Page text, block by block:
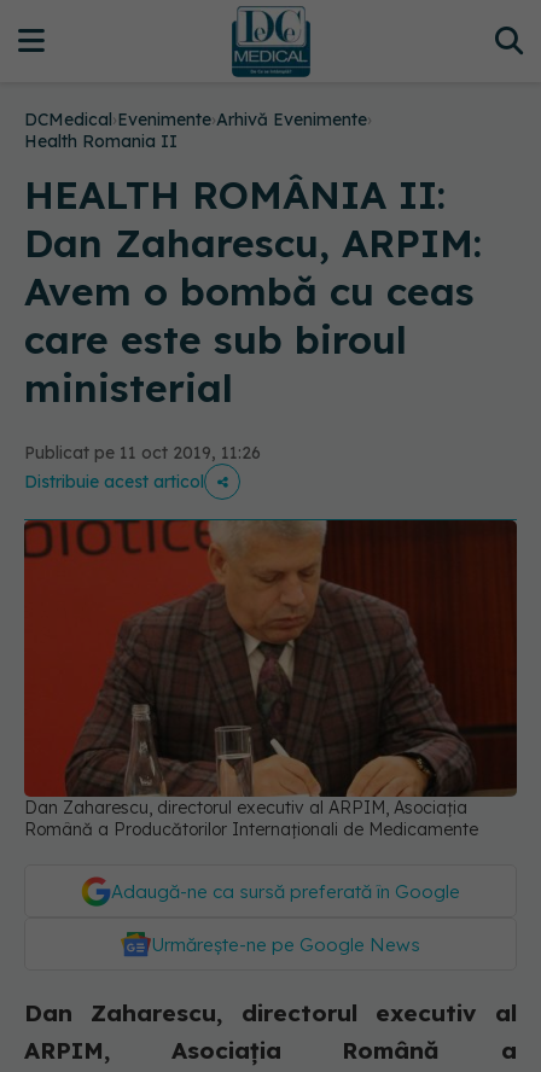
DCMedical›Evenimente›Arhivă Evenimente›
Health Romania II
HEALTH ROMÂNIA II:
Dan Zaharescu, ARPIM:
Avem o bombă cu ceas
care este sub biroul
ministerial
Publicat pe 11 oct 2019, 11:26
Distribuie acest articol
Dan Zaharescu, directorul executiv al ARPIM, Asociația
Română a Producătorilor Internaționali de Medicamente
Adaugă-ne ca sursă preferată în Google
Urmărește-ne pe Google News
Dan Zaharescu, directorul executiv al
ARPIM, Asociația Română a